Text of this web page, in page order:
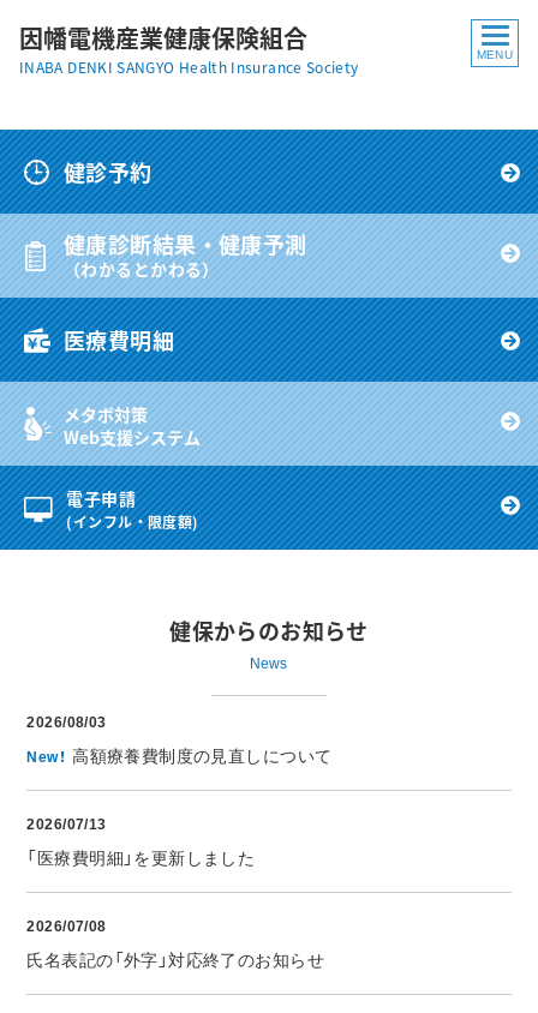
因幡電機産業健康保険組合
INABA DENKI SANGYO Health Insurance Society
健診予約
健康診断結果・健康予測
（わかるとかわる）
医療費明細
メタボ対策
Web支援システム
電子申請
(インフル・限度額)
健保からのお知らせ
News
2026/08/03
New！ 高額療養費制度の見直しについて
2026/07/13
「医療費明細」を更新しました
2026/07/08
氏名表記の「外字」対応終了のお知らせ